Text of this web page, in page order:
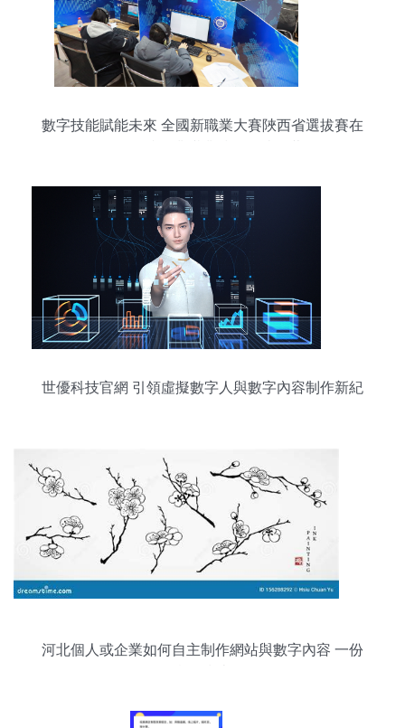
數字技能賦能未來 全國新職業大賽陜西省選拔賽在
世優科技官網 引領虛擬數字人與數字內容制作新紀
河北個人或企業如何自主制作網站與數字內容 一份